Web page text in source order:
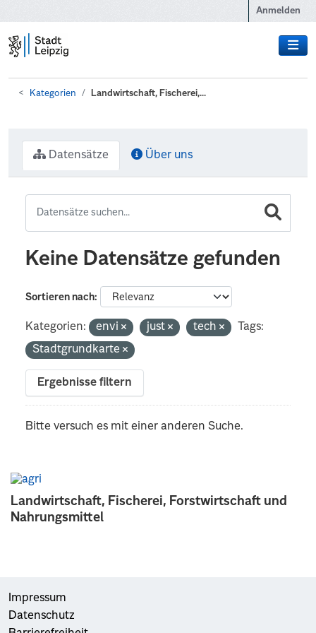
Anmelden
Kategorien Landwirtschaft, Fischerei,...
Landwirtschaft, Fischerei, Forstwirtschaft und
Nahrungsmittel
Datensätze Über uns
Keine Datensätze gefunden
Sortieren nach
Kategorien: envi just tech
Tags:
Stadtgrundkarte
Ergebnisse filtern
Bitte versuch es mit einer anderen Suche.
Impressum
Datenschutz